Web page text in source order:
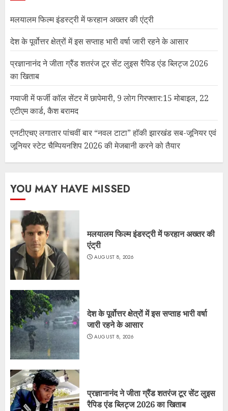
मलयालम फिल्म इंडस्ट्री में फरहान अख्तर की एंट्री
देश के पूर्वोत्तर क्षेत्रों में इस सप्ताह भारी वर्षा जारी रहने के आसार
प्रज्ञानानंद ने जीता ग्रैंड शतरंज टूर सेंट लुइस रैपिड एंड ब्लिट्ज 2026
का खिताब
गयाजी में फर्जी कॉल सेंटर में छापेमारी, 9 लोग गिरफ्तार:15 मोबाइल, 22
एटीएम कार्ड, कैश बरामद
एनटीएचए लगातार पांचवीं बार “नवल टाटा” हॉकी झारखंड सब-जूनियर एवं
जूनियर स्टेट चैम्पियनशिप 2026 की मेजबानी करने को तैयार
YOU MAY HAVE MISSED
मलयालम फिल्म इंडस्ट्री में फरहान अख्तर की
एंट्री
AUGUST 8, 2026
देश के पूर्वोत्तर क्षेत्रों में इस सप्ताह भारी वर्षा
जारी रहने के आसार
AUGUST 8, 2026
प्रज्ञानानंद ने जीता ग्रैंड शतरंज टूर सेंट लुइस
रैपिड एंड ब्लिट्ज 2026 का खिताब